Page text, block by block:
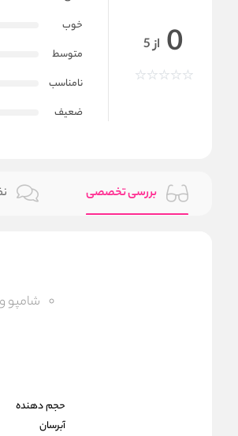
0 از 5
خوب
متوسط
نامناسب
ضعیف
بررسی تخصصی
شامپو
حجم دهنده
آبرسان